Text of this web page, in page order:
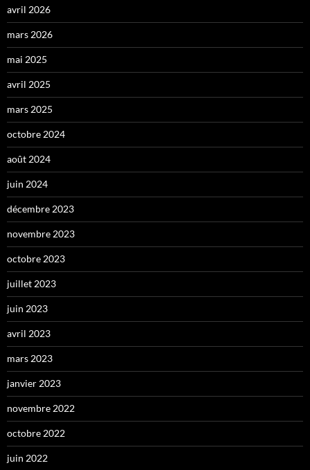
avril 2026
mars 2026
mai 2025
avril 2025
mars 2025
octobre 2024
août 2024
juin 2024
décembre 2023
novembre 2023
octobre 2023
juillet 2023
juin 2023
avril 2023
mars 2023
janvier 2023
novembre 2022
octobre 2022
juin 2022